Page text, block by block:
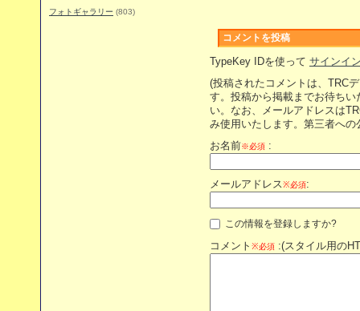
フォトギャラリー (803)
コメントを投稿
TypeKey IDを使って サインイ
(投稿されたコメントは、TRC
す。投稿から掲載までお待ち
い。なお、メールアドレスは
み使用いたします。第三者へ
お名前※必須 :
メールアドレス※必須:
この情報を登録しますか?
コメント ※必須 :(スタイル用の